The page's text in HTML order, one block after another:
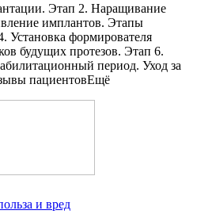
Этап 2. Наращивание
имплантов. Этапы
Установка формирователя
будущих протезов. Этап 6.
период. Уход за
пациентовЕщё
и вред